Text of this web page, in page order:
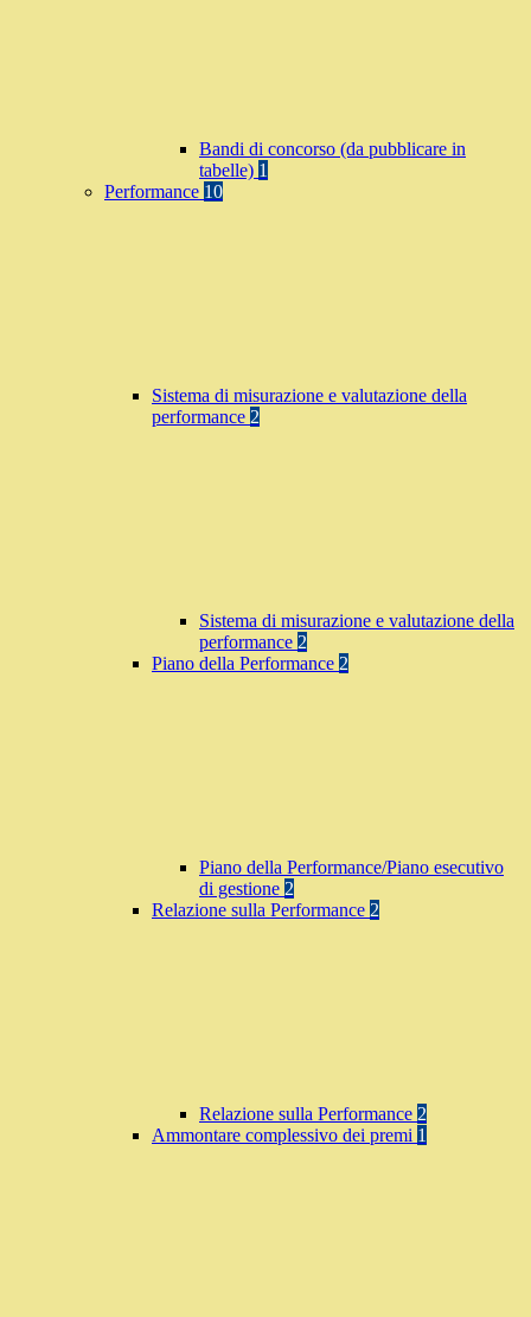
Bandi di concorso (da pubblicare in
tabelle) 1
Performance 10
Sistema di misurazione e valutazione della
performance 2
Sistema di misurazione e valutazione della
performance 2
Piano della Performance 2
Piano della Performance/Piano esecutivo
di gestione 2
Relazione sulla Performance 2
Relazione sulla Performance 2
Ammontare complessivo dei premi 1